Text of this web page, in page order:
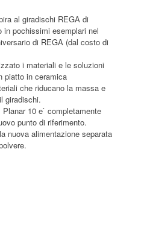
al giradischi REGA di
pochissimi esemplari nel
di REGA (dal costo di
i materiali e le soluzioni
piatto in ceramica
che riducano la massa e
giradischi.
10 e` completamente
punto di riferimento.
nuova alimentazione separata